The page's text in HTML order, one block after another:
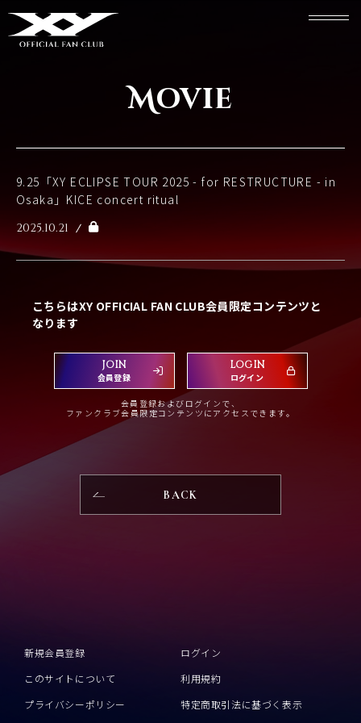
Movie
9.25「XY ECLIPSE TOUR 2025 - for RESTRUCTURE - in
Osaka」KICE concert ritual
2025.10.21
こちらはXY OFFICIAL FAN CLUB会員限定コンテンツと
なります
JOIN
会員登録
LOGIN
ログイン
会員登録およびログインで、
ファンクラブ会員限定コンテンツにアクセスできます。
BACK
新規会員登録
ログイン
このサイトについて
利用規約
プライバシーポリシー
特定商取引法に基づく表示